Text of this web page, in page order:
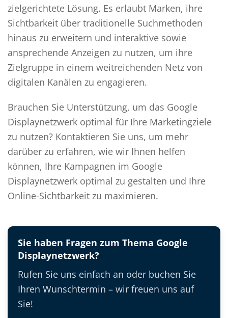
zielgerichtete Lösung. Es erlaubt Marken, ihre
Sichtbarkeit über traditionelle Suchmethoden
hinaus zu erweitern und interaktive sowie
ansprechende Anzeigen zu nutzen, um ihre
Zielgruppe in einem weitreichenden Netz von
digitalen Kanälen zu engagieren.
Brauchen Sie Unterstützung, um das Google
Displaynetzwerk optimal für Ihre Marketingziele
zu nutzen? Kontaktieren Sie uns, um mehr
darüber zu erfahren, wie wir Ihnen helfen
können, Ihre Kampagnen im Google
Displaynetzwerk optimal zu gestalten und Ihre
Online-Sichtbarkeit zu maximieren.
Sie haben Fragen zum Thema Google
Displaynetzwerk?
Rufen Sie uns einfach an oder buchen Sie
Ihren Wunschtermin – wir freuen uns auf
Sie!